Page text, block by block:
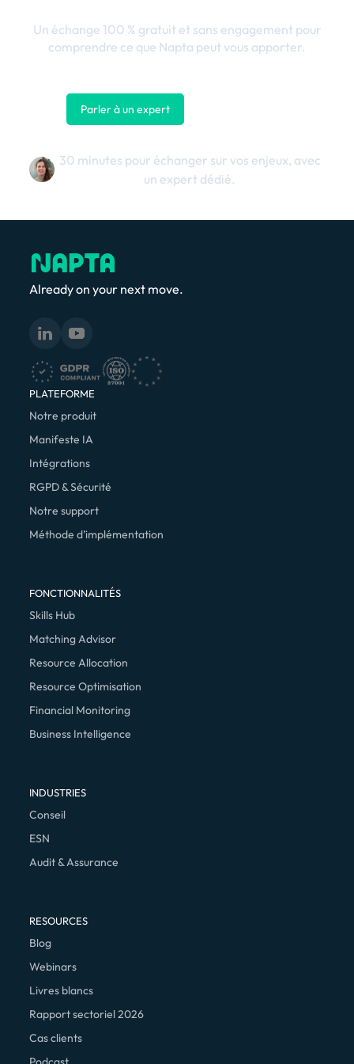
Un échange 100 % gratuit et sans engagement pour
comprendre ce que Napta peut vous apporter.
Parler à un expert
30 minutes pour échanger sur vos enjeux, avec
un expert dédié.
Already on your next move.
PLATEFORME
Notre produit
Manifeste IA
Intégrations
RGPD & Sécurité
Notre support
Méthode d’implémentation
FONCTIONNALITÉS
Skills Hub
Matching Advisor
Resource Allocation
Resource Optimisation
Financial Monitoring
Business Intelligence
INDUSTRIES
Conseil
ESN
Audit & Assurance
RESOURCES
Blog
Webinars
Livres blancs
Rapport sectoriel 2026
Cas clients